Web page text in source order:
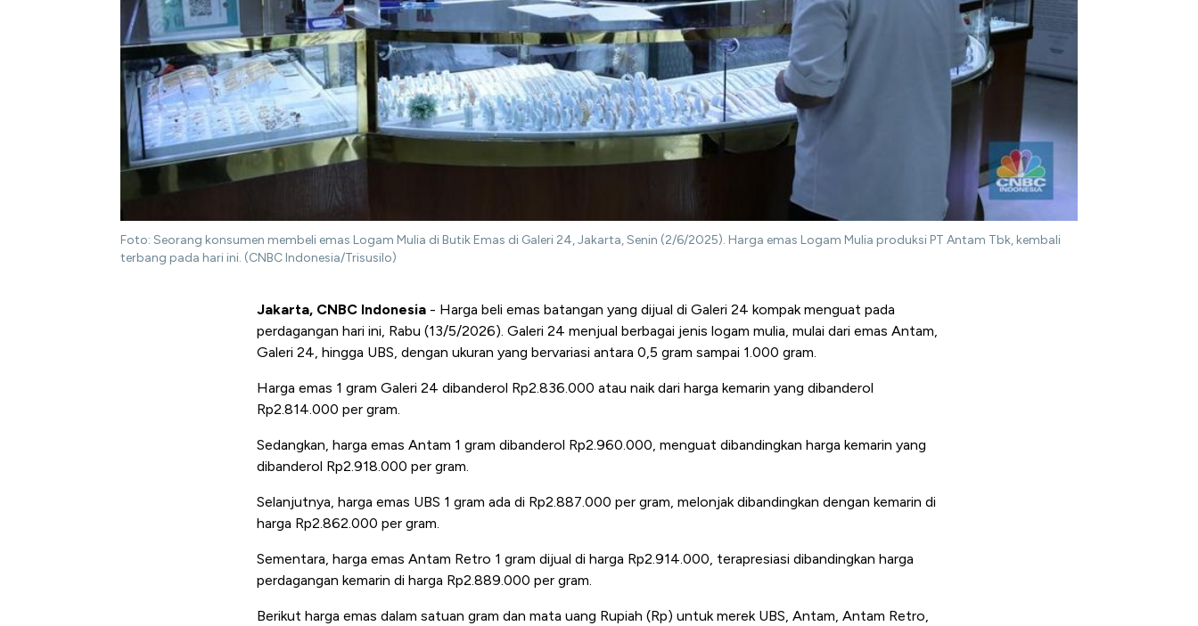
Foto: Seorang konsumen membeli emas Logam Mulia di Butik Emas di Galeri 24, Jakarta, Senin (2/6/2025). Harga emas Logam Mulia produksi PT Antam Tbk, kembali
terbang pada hari ini. (CNBC Indonesia/Trisusilo)
Jakarta, CNBC Indonesia - Harga beli emas batangan yang dijual di Galeri 24 kompak menguat pada
perdagangan hari ini, Rabu (13/5/2026). Galeri 24 menjual berbagai jenis logam mulia, mulai dari emas Antam,
Galeri 24, hingga UBS, dengan ukuran yang bervariasi antara 0,5 gram sampai 1.000 gram.
Harga emas 1 gram Galeri 24 dibanderol Rp2.836.000 atau naik dari harga kemarin yang dibanderol
Rp2.814.000 per gram.
Sedangkan, harga emas Antam 1 gram dibanderol Rp2.960.000, menguat dibandingkan harga kemarin yang
dibanderol Rp2.918.000 per gram.
Selanjutnya, harga emas UBS 1 gram ada di Rp2.887.000 per gram, melonjak dibandingkan dengan kemarin di
harga Rp2.862.000 per gram.
Sementara, harga emas Antam Retro 1 gram dijual di harga Rp2.914.000, terapresiasi dibandingkan harga
perdagangan kemarin di harga Rp2.889.000 per gram.
Berikut harga emas dalam satuan gram dan mata uang Rupiah (Rp) untuk merek UBS, Antam, Antam Retro,